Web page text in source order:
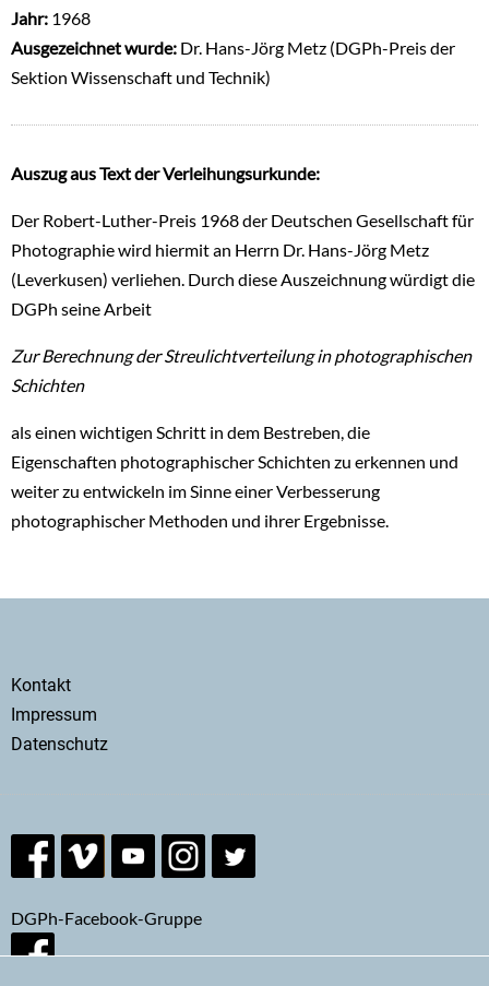
Jahr: 1968
Ausgezeichnet wurde: Dr. Hans-Jörg Metz (DGPh-Preis der
Sektion Wissenschaft und Technik)
Auszug aus Text der Verleihungsurkunde:
Der Robert-Luther-Preis 1968 der Deutschen Gesellschaft für
Photographie wird hiermit an Herrn Dr. Hans-Jörg Metz
(Leverkusen) verliehen. Durch diese Auszeichnung würdigt die
DGPh seine Arbeit
Zur Berechnung der Streulichtverteilung in photographischen
Schichten
als einen wichtigen Schritt in dem Bestreben, die
Eigenschaften photographischer Schichten zu erkennen und
weiter zu entwickeln im Sinne einer Verbesserung
photographischer Methoden und ihrer Ergebnisse.
Secondary
menu
Kontakt
Impressum
Datenschutz
DGPh-Facebook-Gruppe